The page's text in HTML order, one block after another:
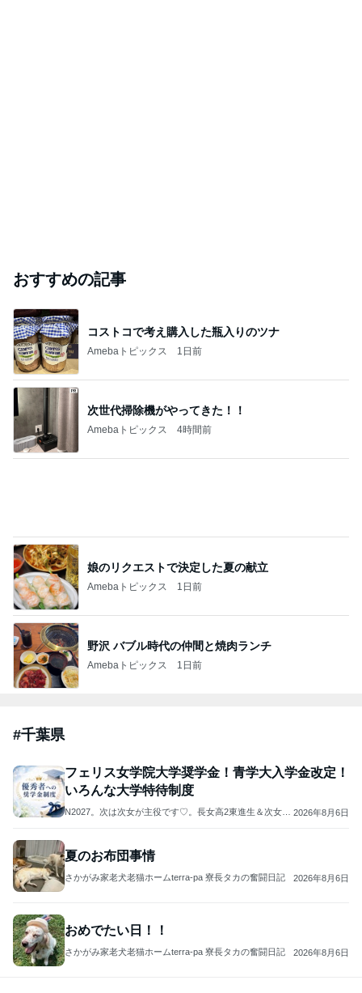
おすすめの記事
コストコで考え購入した瓶入りのツナ
Amebaトピックス 1日前
次世代掃除機がやってきた！！
Amebaトピックス 4時間前
娘のリクエストで決定した夏の献立
Amebaトピックス 1日前
野沢 バブル時代の仲間と焼肉ランチ
Amebaトピックス 1日前
#千葉県
フェリス女学院大学奨学金！青学大入学金改定！
いろんな大学特待制度
N2027。次は次女が主役です♡。長女高2東進生＆次女6
2026年8月6日
夏のお布団事情
さかがみ家老犬老猫ホームterra-pa 寮長タカの奮闘日記 2026年8月6日
おめでたい日！！
さかがみ家老犬老猫ホームterra-pa 寮長タカの奮闘日記 2026年8月6日